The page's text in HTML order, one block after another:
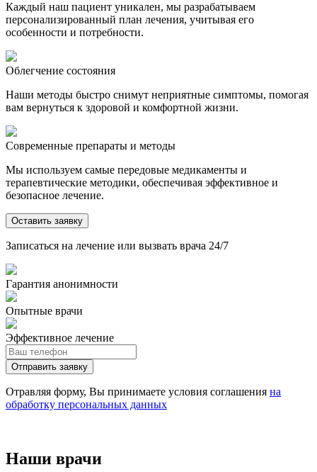
Каждый наш пациент уникален, мы разрабатываем
персонализированный план лечения, учитывая его
особенности и потребности.
Облегчение состояния
Наши методы быстро снимут неприятные симптомы, помогая
вам вернуться к здоровой и комфортной жизни.
Современные препараты и методы
Мы используем самые передовые медикаменты и
терапевтические методики, обеспечивая эффективное и
безопасное лечение.
Оставить заявку
Записаться на лечение или вызвать врача 24/7
Гарантия анонимности
Опытные врачи
Эффективное лечение
Отправить заявку
Отравляя форму, Вы принимаете условия соглашения на
обработку персональных данных
Наши врачи